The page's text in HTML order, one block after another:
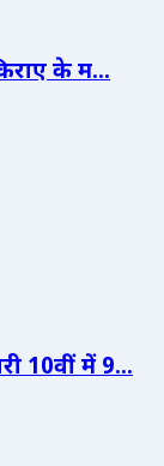
के म...
10वीं में 9...